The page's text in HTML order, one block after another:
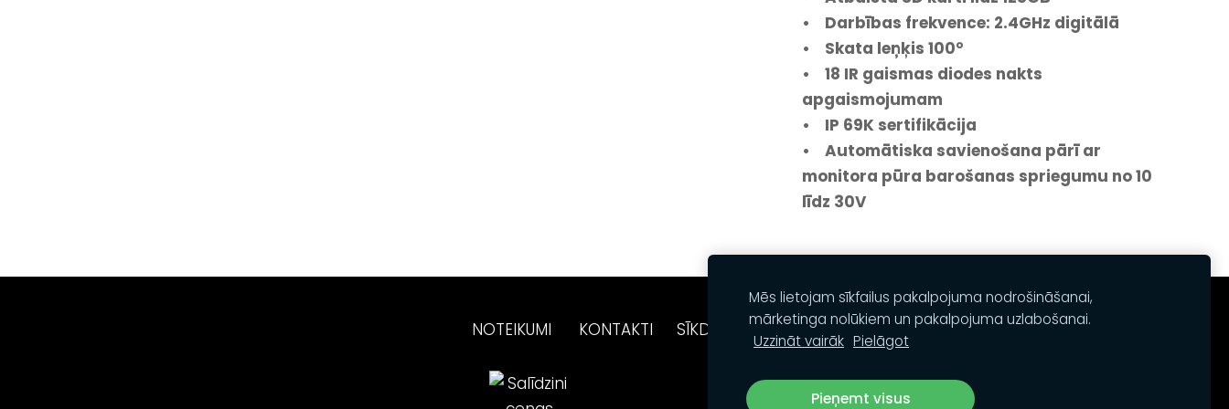
• Darbības frekvence: 2.4GHz digitālā
• Skata leņķis 100°
• 18 IR gaismas diodes nakts
apgaismojumam
• IP 69K sertifikācija
• Automātiska savienošana pārī ar
monitora pūra barošanas spriegumu no 10
līdz 30V
NOTEIKUMI KONTAKTI SĪKDATNES
Mēs lietojam sīkfailus pakalpojuma nodrošināšanai,
mārketinga nolūkiem un pakalpojuma uzlabošanai.
Uzzināt vairāk Pielāgot
Pieņemt visus